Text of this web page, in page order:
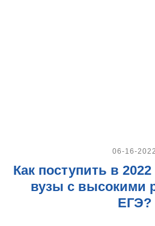
06-16-2022
Как поступить в
вузы с высокими
ЕГЭ?